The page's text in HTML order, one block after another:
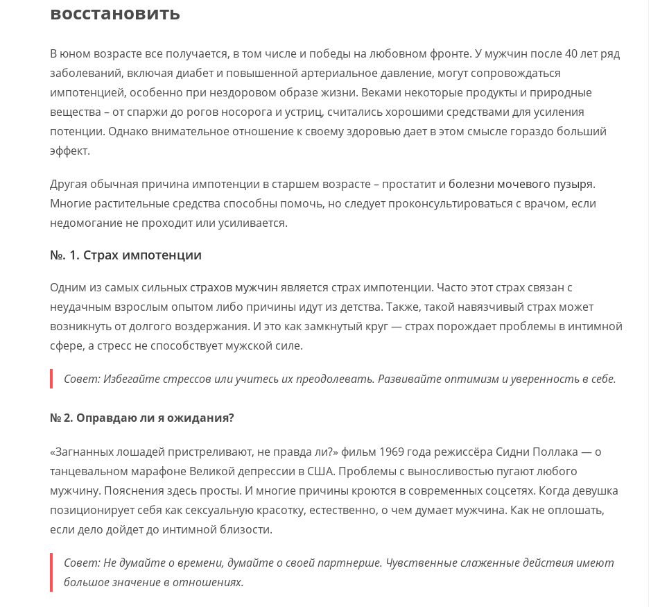
восстановить
В юном возрасте все получается, в том числе и победы на любовном фронте. У мужчин после 40 лет ряд
заболеваний, включая диабет и повышенной артериальное давление, могут сопровождаться
импотенцией, особенно при нездоровом образе жизни. Веками некоторые продукты и природные
вещества – от спаржи до рогов носорога и устриц, считались хорошими средствами для усиления
потенции. Однако внимательное отношение к своему здоровью дает в этом смысле гораздо больший
эффект.
Другая обычная причина импотенции в старшем возрасте – простатит и болезни мочевого пузыря.
Многие растительные средства способны помочь, но следует проконсультироваться с врачом, если
недомогание не проходит или усиливается.
№. 1. Страх импотенции
Одним из самых сильных страхов мужчин является страх импотенции. Часто этот страх связан с
неудачным взрослым опытом либо причины идут из детства. Также, такой навязчивый страх может
возникнуть от долгого воздержания. И это как замкнутый круг — страх порождает проблемы в интимной
сфере, а стресс не способствует мужской силе.
Совет: Избегайте стрессов или учитесь их преодолевать. Развивайте оптимизм и уверенность в себе.
№ 2. Оправдаю ли я ожидания?
«Загнанных лошадей пристреливают, не правда ли?» фильм 1969 года режиссёра Сидни Поллака — о
танцевальном марафоне Великой депрессии в США. Проблемы с выносливостью пугают любого
мужчину. Пояснения здесь просты. И многие причины кроются в современных соцсетях. Когда девушка
позиционирует себя как сексуальную красотку, естественно, о чем думает мужчина. Как не оплошать,
если дело дойдет до интимной близости.
Совет: Не думайте о времени, думайте о своей партнерше. Чувственные слаженные действия имеют
большое значение в отношениях.